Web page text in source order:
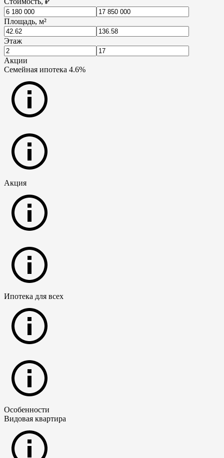
Площадь, м²
Этаж
Акции
Семейная ипотека 4.6%
Акция
Ипотека для всех
Особенности
Видовая квартира